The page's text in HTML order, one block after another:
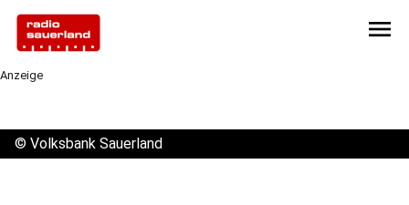
menu
Anzeige
© Volksbank Sauerland